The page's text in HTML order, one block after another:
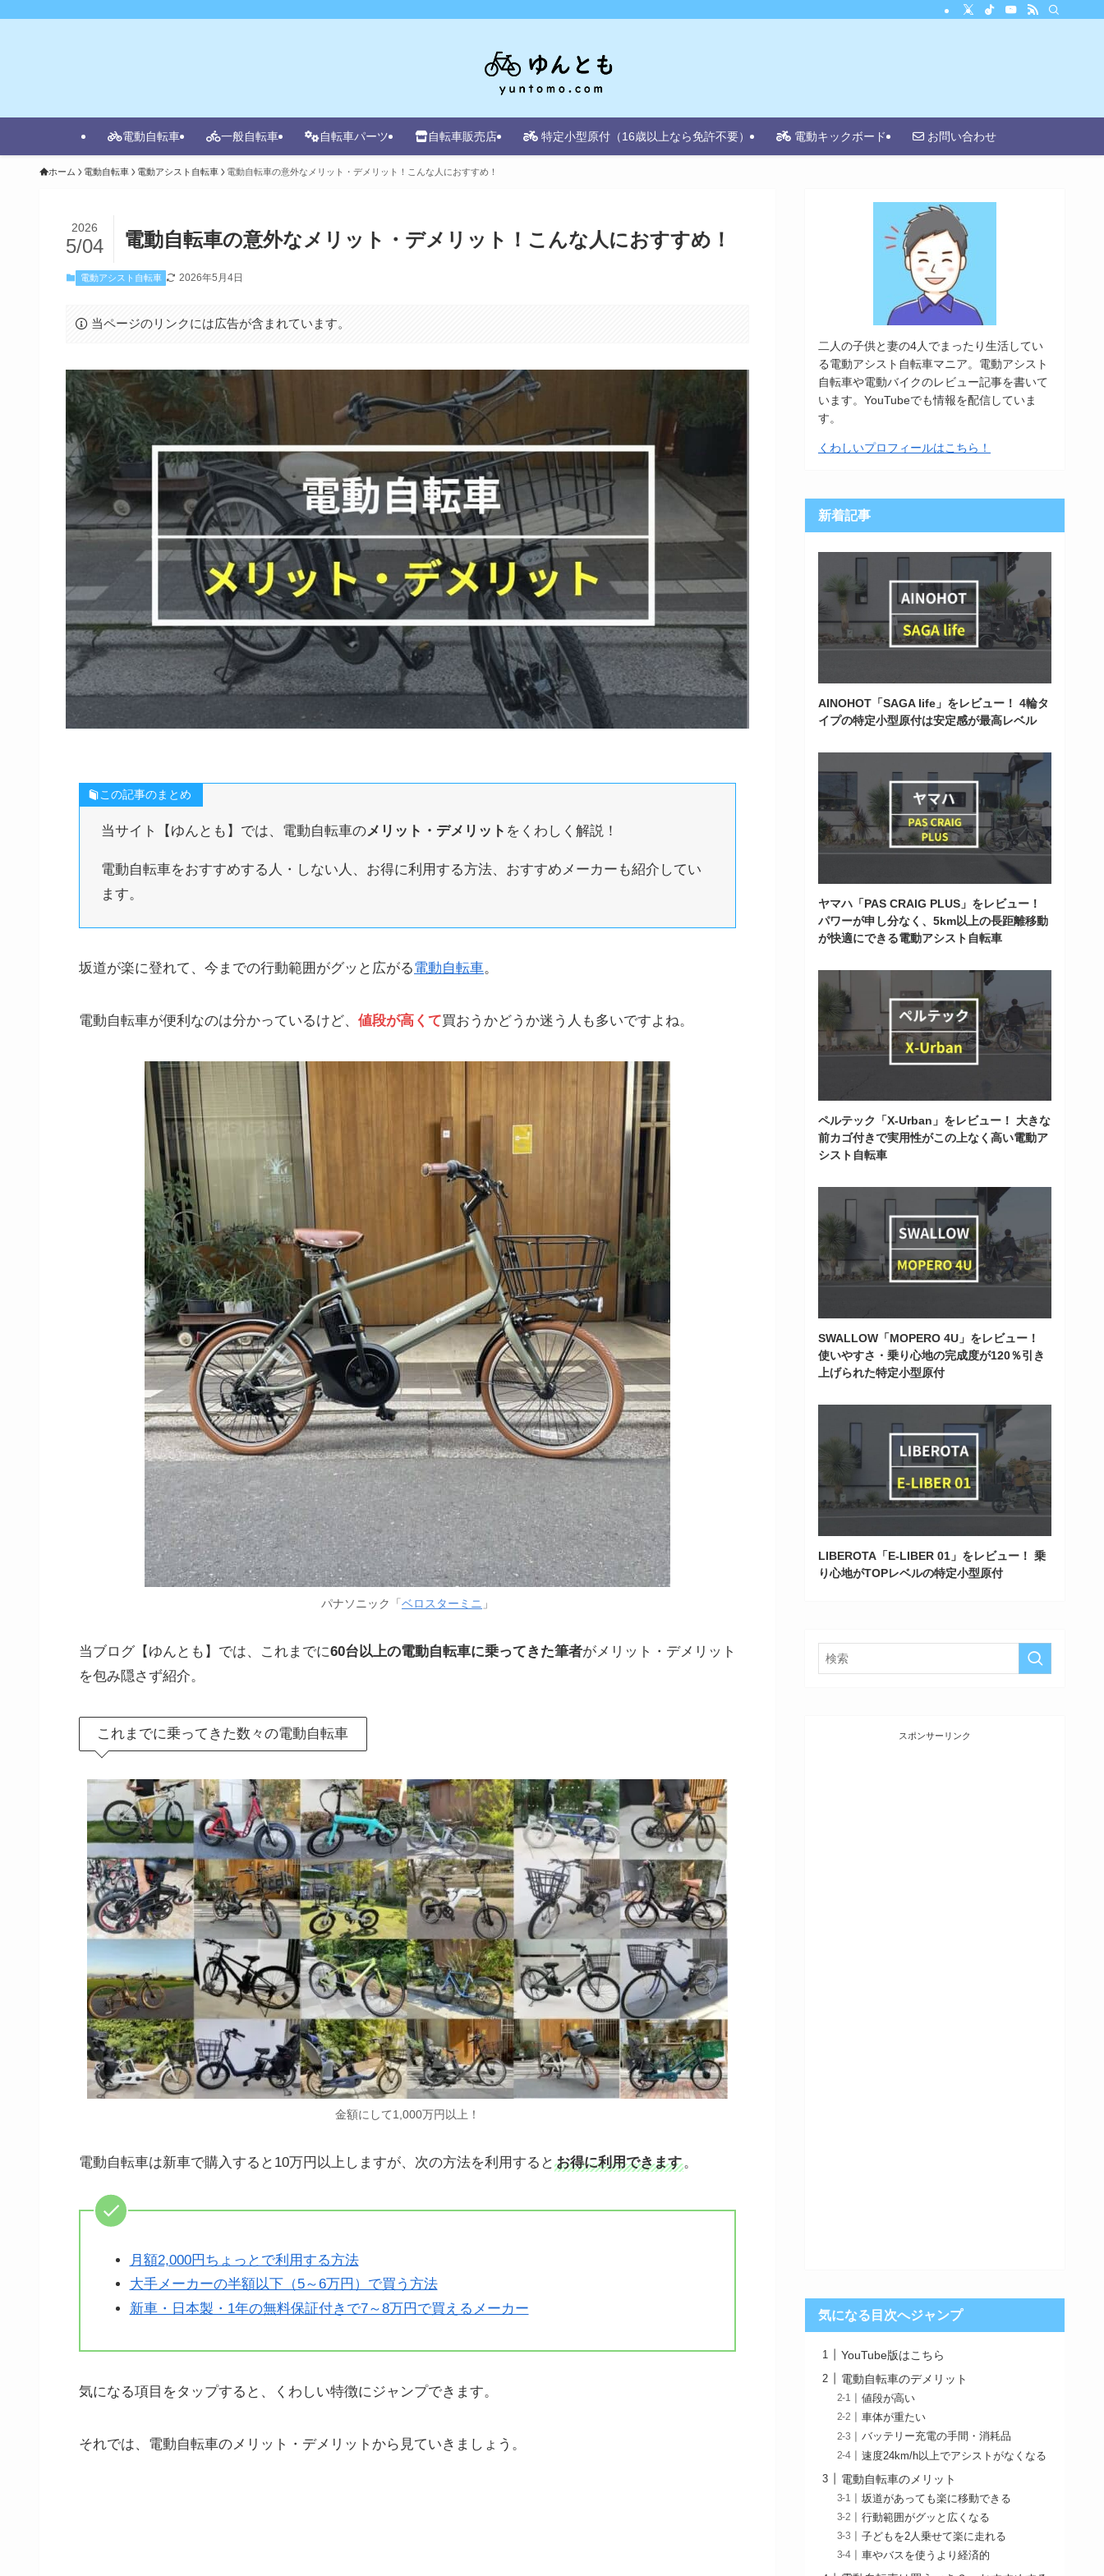
電動自転車 一般自転車 自転車パーツ 自転車販売店 特定小型原付（16歳以上なら免許不要） 電動キックボード お問い合わせ
ホーム 電動自転車 電動アシスト自転車 電動自転車の意外なメリット・デメリット！こんな人におすすめ！
電動自転車の意外なメリット・デメリット！こんな人におすすめ！
2026
5/04
電動アシスト自転車 2026年5月4日
当ページのリンクには広告が含まれています。
この記事のまとめ
当サイト【ゆんとも】では、電動自転車のメリット・デメリット をくわしく解説！
電動自転車をおすすめする人・しない人、お得に利用する方法、おすすめメーカーも紹介してい
ます。
坂道が楽に登れて、今までの行動範囲がグッと広がる電動自転車。
電動自転車が便利なのは分かっているけど、 値段が高くて買おうかどうか迷う人も多いですよね。
パナソニック「 ベロスターミニ 」
当ブログ【ゆんとも】では、これまでに60台以上の電動自転車に乗ってきた筆者がメリット・デメリット
を包み隠さず紹介。
これまでに乗ってきた数々の電動自転車
金額にして1,000万円以上！
電動自転車は新車で購入すると10万円以上しますが、次の方法を利用すると お得に利用できます。
月額2,000円ちょっとで利用する方法
大手メーカーの半額以下（5～6万円）で買う方法
新車・日本製・1年の無料保証付きで7～8万円で買えるメーカー
気になる項目をタップすると、くわしい特徴にジャンプできます。
それでは、電動自転車のメリット・デメリットから見ていきましょう。
二人の子供と妻の4人でまったり生活してい
る電動アシスト自転車マニア。電動アシスト
自転車や電動バイクのレビュー記事を書いて
います。YouTubeでも情報を配信していま
す。
くわしいプロフィールはこちら！
新着記事
AINOHOT「SAGA life」をレビュー！ 4輪タ
イプの特定小型原付は安定感が最高レベル
ヤマハ「PAS CRAIG PLUS」をレビュー！
パワーが申し分なく、5km以上の長距離移動
が快適にできる電動アシスト自転車
ペルテック「X-Urban」をレビュー！ 大きな
前カゴ付きで実用性がこの上なく高い電動ア
シスト自転車
SWALLOW「MOPERO 4U」をレビュー！
使いやすさ・乗り心地の完成度が120％引き
上げられた特定小型原付
LIBEROTA「E-LIBER 01」をレビュー！ 乗
り心地がTOPレベルの特定小型原付
スポンサーリンク
気になる目次へジャンプ
YouTube版はこちら
電動自転車のデメリット
値段が高い
車体が重たい
バッテリー充電の手間・消耗品
速度24km/h以上でアシストがなくなる
電動自転車のメリット
坂道があっても楽に移動できる
行動範囲がグッと広くなる
子どもを2人乗せて楽に走れる
車やバスを使うより経済的